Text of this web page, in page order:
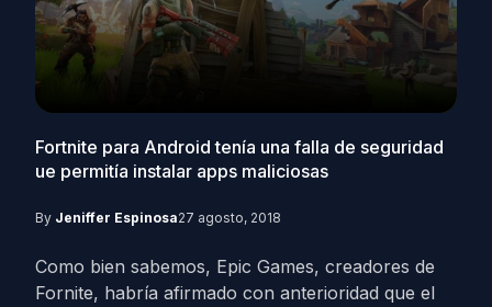
Fortnite para Android tenía una falla de seguridad
ue permitía instalar apps maliciosas
By Jeniffer Espinosa27 agosto, 2018
Como bien sabemos, Epic Games, creadores de
Fornite, habría afirmado con anterioridad que el